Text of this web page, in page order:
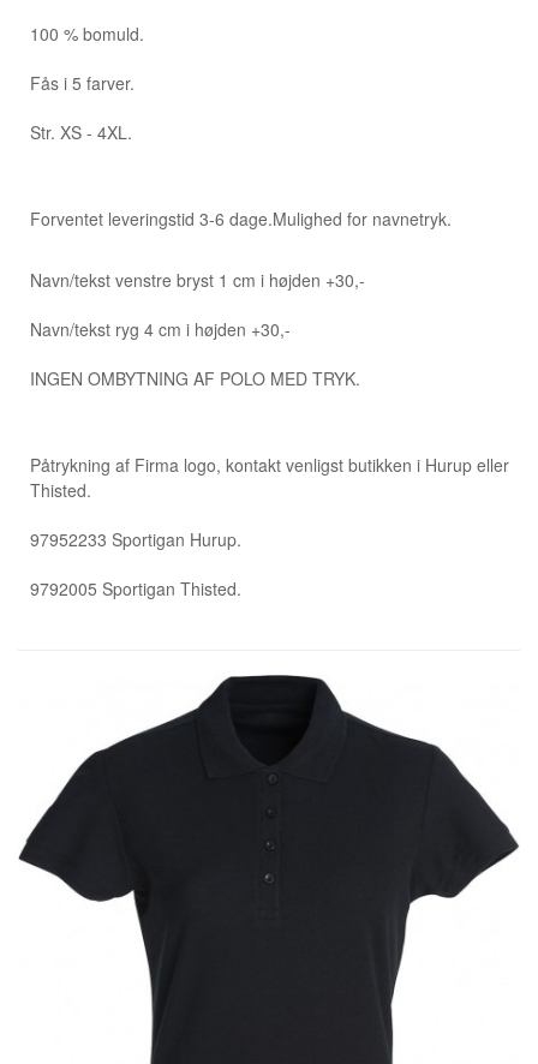
100 % bomuld.
Fås i 5 farver.
Str. XS - 4XL.
Mulighed for navnetryk.
Forventet leveringstid 3-6 dage.
Navn/tekst venstre bryst 1 cm i højden +30,-
Navn/tekst ryg 4 cm i højden +30,-
INGEN OMBYTNING AF POLO MED TRYK.
Påtrykning af Firma logo, kontakt venligst butikken i Hurup eller
Thisted.
97952233 Sportigan Hurup.
9792005 Sportigan Thisted.